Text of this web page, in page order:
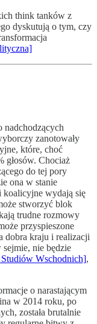
think tanków z
dyskutują o tym, czy
zanotowały
które, choć
głosów. Chociaż
do tej pory
ona w stanie
koalicyjne wydają się
stworzyć blok
trudne rozmowy
przyspieszone
dobra kraju i realizacji
nie będzie
Wschodnich],
o narastającym
w 2014 roku, po
została brutalnie